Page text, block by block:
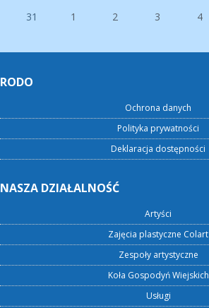
31
1 2 3 4
RODO
Ochrona danych
Polityka prywatności
Deklaracja dostępności
NASZA DZIAŁALNOŚĆ
Artyści
Zajęcia plastyczne Colart
Zespoły artystyczne
Koła Gospodyń Wiejskich
Usługi